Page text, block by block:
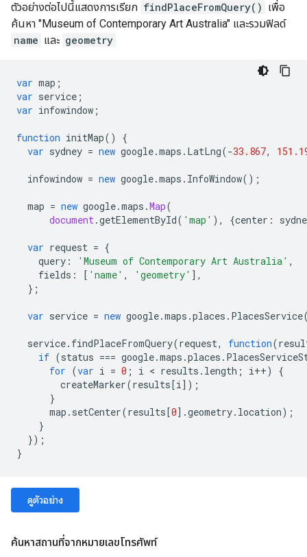
ตัวอย่างต่อไปนี้แสดงการเรียก findPlaceFromQuery() เพื่อ
ค้นหา "Museum of Contemporary Art Australia" และรวมฟิลด์
name และ geometry
var map ;
var service ;
var infowindow ;
function initMap()
{
var sydney = new google.maps . LatLng(-33.867,
infowindow = new google.maps . InfoWindow();
map = new google.maps .Map(
document.getElementById( 'map' ), {center :
var request = {
query : 'Museum of Contemporary Art Australia' ,
fields : [ 'name' , 'geometry' ],
};
var service = new google.maps .places . PlacesService
service. findPlaceFromQuery(request, function(
if (status === google.maps .places .
for (var i = 0 ; i < results . length ; i++)
{
createMarker(results [i]);
}
map . setCenter(results [0].geometry. location);
}
});
}
ดูตัวอย่าง
ค้นหาสถานที่จากหมายเลขโทรศัพท์